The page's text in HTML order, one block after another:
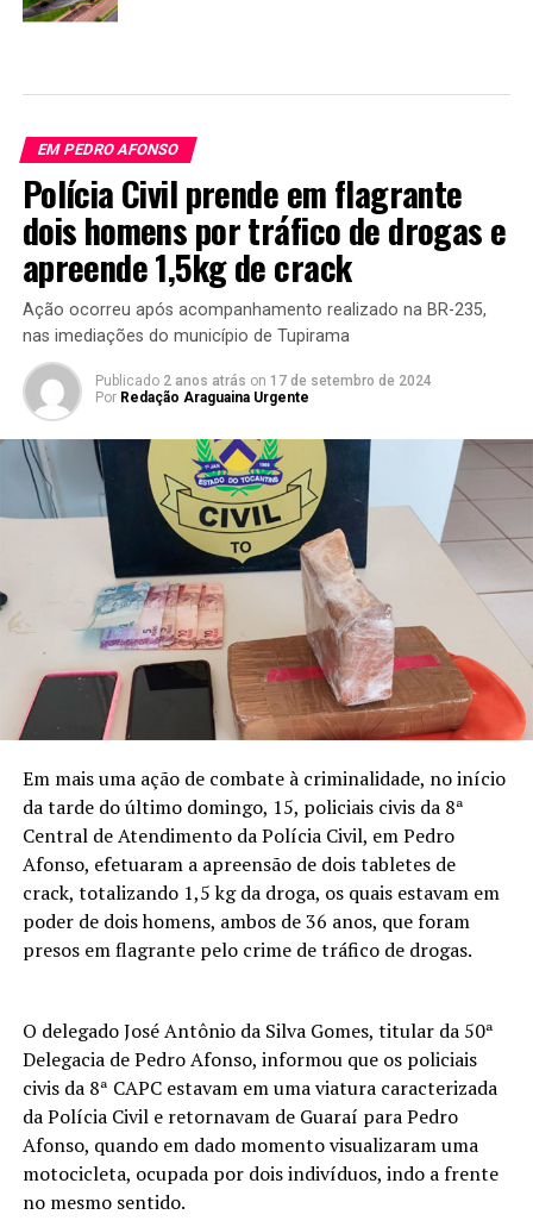
EM PEDRO AFONSO
Polícia Civil prende em flagrante
dois homens por tráfico de drogas e
apreende 1,5kg de crack
Ação ocorreu após acompanhamento realizado na BR-235,
nas imediações do município de Tupirama
Publicado 2 anos atrás on 17 de setembro de 2024
Por Redação Araguaina Urgente
Em mais uma ação de combate à criminalidade, no início
da tarde do último domingo, 15, policiais civis da 8ª
Central de Atendimento da Polícia Civil, em Pedro
Afonso, efetuaram a apreensão de dois tabletes de
crack, totalizando 1,5 kg da droga, os quais estavam em
poder de dois homens, ambos de 36 anos, que foram
presos em flagrante pelo crime de tráfico de drogas.
O delegado José Antônio da Silva Gomes, titular da 50ª
Delegacia de Pedro Afonso, informou que os policiais
civis da 8ª CAPC estavam em uma viatura caracterizada
da Polícia Civil e retornavam de Guaraí para Pedro
Afonso, quando em dado momento visualizaram uma
motocicleta, ocupada por dois indivíduos, indo a frente
no mesmo sentido.